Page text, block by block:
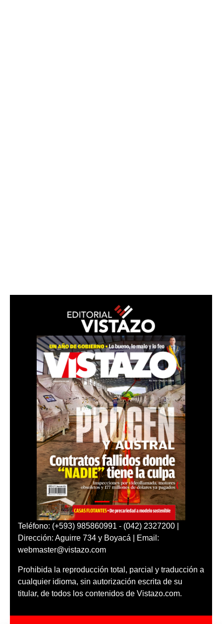
Teléfono: (+593) 985860991 - (042) 2327200 |
Dirección: Aguirre 734 y Boyacá | Email:
webmaster@vistazo.com
Prohibida la reproducción total, parcial y traducción a
cualquier idioma, sin autorización escrita de su
titular, de todos los contenidos de Vistazo.com.